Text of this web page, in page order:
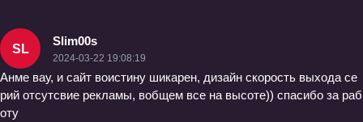
SL
Slim00s
2024-03-22 19:08:19
Анме вау, и сайт воистину шикарен, дизайн скорость выхода се
рий отсутсвие рекламы, вобщем все на высоте)) спасибо за раб
оту